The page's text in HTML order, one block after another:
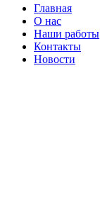
Главная
О нас
Наши работы
Контакты
Новости